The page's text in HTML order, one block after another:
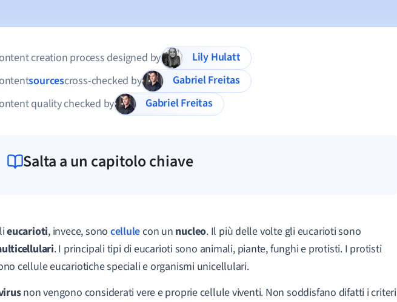
creation process designed by
Lily Hulatt
sourcescross-checked by
Gabriel Freitas
quality checked by
Gabriel Freitas
Salta a un capitolo chiave
eucarioti, invece, sono cellulecon un nucleo. Il più delle volte gli eucarioti sono
. I principali tipi di eucarioti sono animali, piante, funghi e protisti. I protisti
cellule eucariotiche speciali e organismi unicellulari.
non vengono considerati vere e proprie cellule viventi. Non soddisfano difatti i criteri